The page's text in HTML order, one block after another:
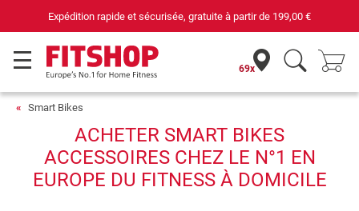
Expédition rapide et sécurisée, gratuite à partir de 199,00 €
69x
Smart Bikes
ACHETER SMART BIKES
ACCESSOIRES CHEZ LE N°1 EN
EUROPE DU FITNESS À DOMICILE